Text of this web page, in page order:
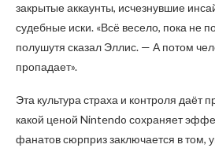
закрытые аккаунты, исчезнувшие
судебные иски. «Всё весело, пока не
полушутя сказал Эллис. — А потом
пропадает».
Эта культура страха и контроля даёт
какой ценой Nintendo сохраняет
фанатов сюрприз заключается в том,